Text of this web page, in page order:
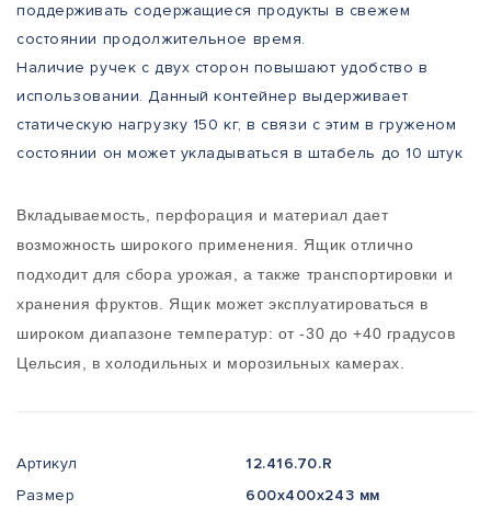
поддерживать содержащиеся продукты в свежем
состоянии продолжительное время.
Наличие ручек с двух сторон повышают удобство в
использовании. Данный контейнер выдерживает
статическую нагрузку 150 кг, в связи с этим в груженом
состоянии он может укладываться в штабель до 10 штук
Вкладываемость, перфорация и материал дает
возможность широкого применения. Ящик отлично
подходит для сбора урожая, а также транспортировки и
хранения фруктов. Ящик может эксплуатироваться в
широком диапазоне температур: от -30 до +40 градусов
Цельсия, в холодильных и морозильных камерах.
Артикул
12.416.70.R
Размер
600x400x243 мм